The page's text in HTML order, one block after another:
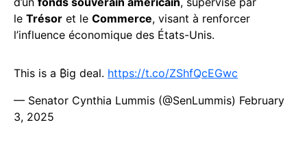
le Trésor et le Commerce, visant à renforcer
l’influence économique des États-Unis.
This is a ₿ig deal. https://t.co/ZShfQcEGwc
— Senator Cynthia Lummis (@SenLummis) February
3, 2025